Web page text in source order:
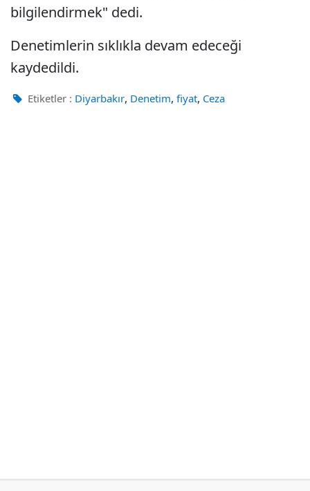
bilgilendirmek" dedi.
Denetimlerin sıklıkla devam edeceği
kaydedildi.
Etiketler : Diyarbakır, Denetim, fiyat, Ceza